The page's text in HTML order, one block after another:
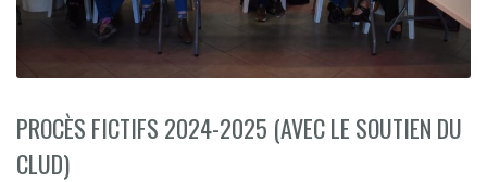
PROCÈS FICTIFS 2024-2025 (AVEC LE SOUTIEN DU
CLUD)